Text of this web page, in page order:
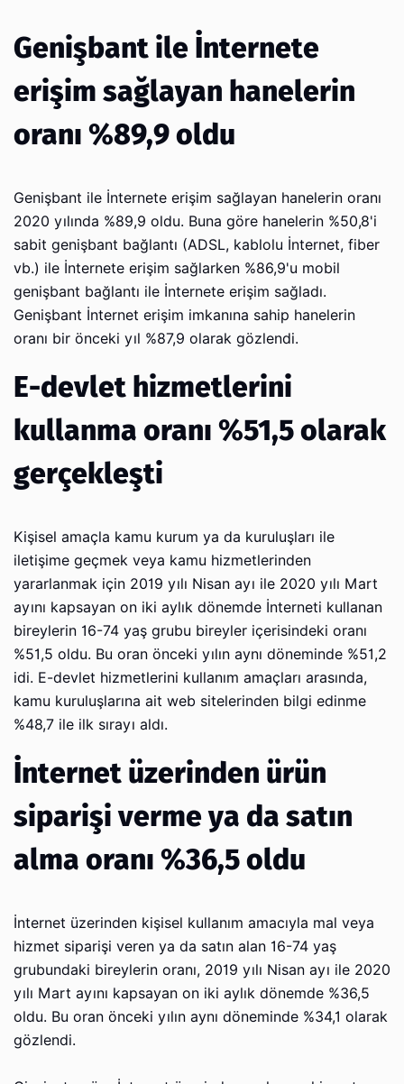
Genişbant ile İnternete
erişim sağlayan hanelerin
oranı %89,9 oldu
Genişbant ile İnternete erişim sağlayan hanelerin oranı
2020 yılında %89,9 oldu. Buna göre hanelerin %50,8'i
sabit genişbant bağlantı (ADSL, kablolu İnternet, fiber
vb.) ile İnternete erişim sağlarken %86,9'u mobil
genişbant bağlantı ile İnternete erişim sağladı.
Genişbant İnternet erişim imkanına sahip hanelerin
oranı bir önceki yıl %87,9 olarak gözlendi.
E-devlet hizmetlerini
kullanma oranı %51,5 olarak
gerçekleşti
Kişisel amaçla kamu kurum ya da kuruluşları ile
iletişime geçmek veya kamu hizmetlerinden
yararlanmak için 2019 yılı Nisan ayı ile 2020 yılı Mart
ayını kapsayan on iki aylık dönemde İnterneti kullanan
bireylerin 16-74 yaş grubu bireyler içerisindeki oranı
%51,5 oldu. Bu oran önceki yılın aynı döneminde %51,2
idi. E-devlet hizmetlerini kullanım amaçları arasında,
kamu kuruluşlarına ait web sitelerinden bilgi edinme
%48,7 ile ilk sırayı aldı.
İnternet üzerinden ürün
siparişi verme ya da satın
alma oranı %36,5 oldu
İnternet üzerinden kişisel kullanım amacıyla mal veya
hizmet siparişi veren ya da satın alan 16-74 yaş
grubundaki bireylerin oranı, 2019 yılı Nisan ayı ile 2020
yılı Mart ayını kapsayan on iki aylık dönemde %36,5
oldu. Bu oran önceki yılın aynı döneminde %34,1 olarak
gözlendi.